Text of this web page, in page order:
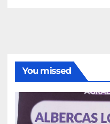
You missed